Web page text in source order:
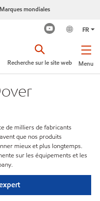
Marques mondiales
FR
Menu
Recherche sur le site web
de milliers de fabricants
que nos produits
mieux et plus longtemps.
sur les équipements et les